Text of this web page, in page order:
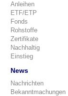
Anleihen
ETF/ETP
Fonds
Rohstoffe
Zertifikate
Nachhaltig
Einstieg
News
Nachrichten
Bekanntmachungen